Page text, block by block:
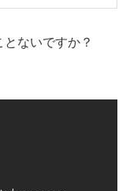
ないですか？